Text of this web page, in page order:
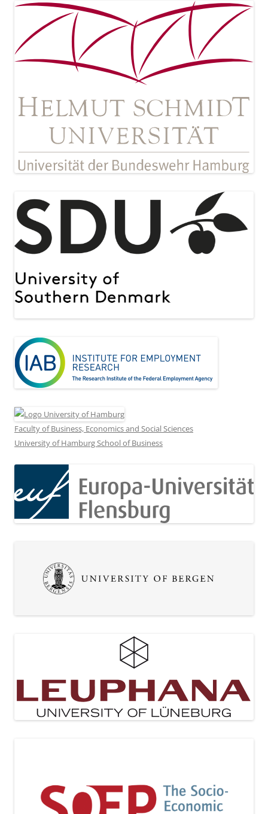
Faculty of Business, Economics and Social Sciences
University of Hamburg School of Business